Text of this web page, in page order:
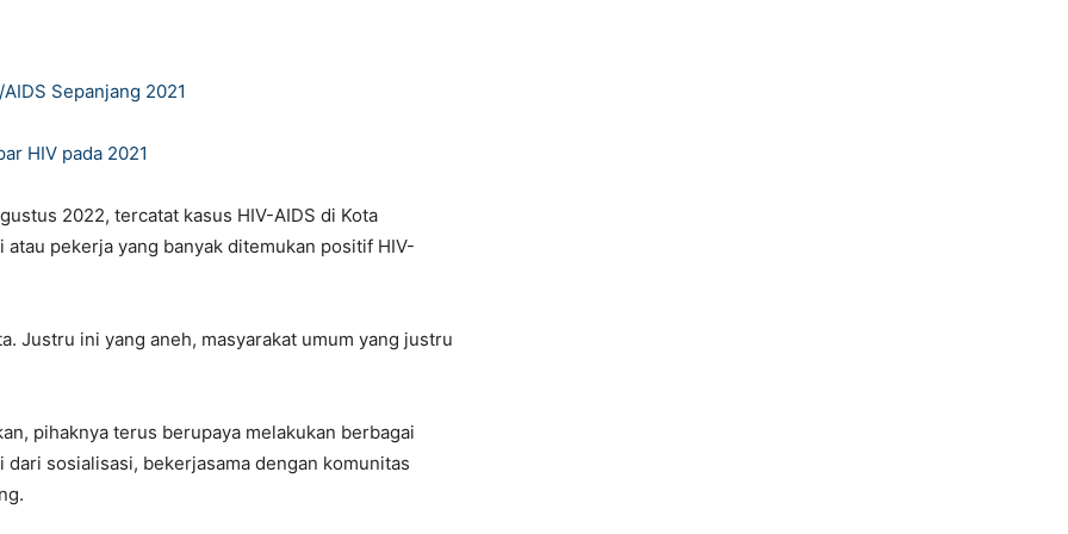
Sepanjang 2021
HIV pada 2021
2022, tercatat kasus HIV-AIDS di Kota
pekerja yang banyak ditemukan positif HIV-
Justru ini yang aneh, masyarakat umum yang justru
pihaknya terus berupaya melakukan berbagai
sosialisasi, bekerjasama dengan komunitas